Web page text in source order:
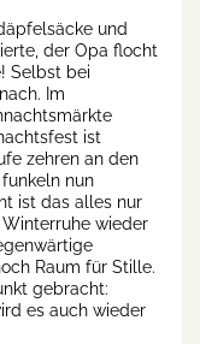
und
der Opa flocht
Selbst bei
Im
ist
zehren an den
nun
ist das alles nur
wieder
Raum für Stille.
gebracht:
es auch wieder